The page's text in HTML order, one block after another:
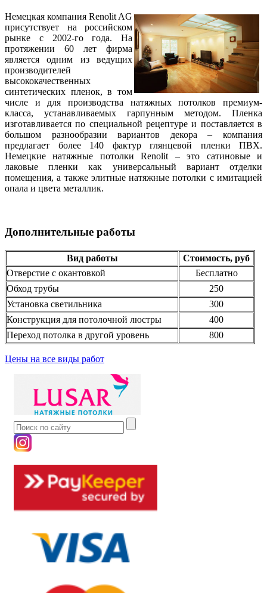
Немецкая компания Renolit AG
присутствует на российском
рынке с 2002-го года. На
протяжении 60 лет фирма
является одним из ведущих
производителей
высококачественных
синтетических пленок, в том
числе и для производства натяжных потолков премиум-
класса, устанавливаемых гарпунным методом. Пленка
изготавливается по специальной рецептуре и поставляется в
большом разнообразии вариантов декора – компания
предлагает более 140 фактур глянцевой пленки ПВХ.
Немецкие натяжные потолки Renolit – это сатиновые и
лаковые пленки как универсальный вариант отделки
помещения, а также элитные натяжные потолки с имитацией
опала и цвета металлик.
Дополнительные работы
Вид работы
Стоимость, руб
Отверстие с окантовкой
Бесплатно
Обход трубы
250
Установка светильника
300
Конструкция для потолочной люстры
400
Переход потолка в другой уровень
800
Цены на все виды работ